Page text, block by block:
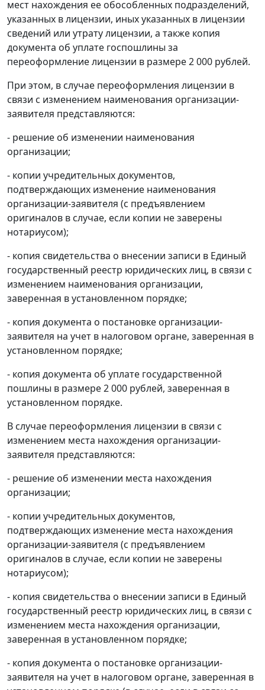
мест нахождения ее обособленных подразделений,
указанных в лицензии, иных указанных в лицензии
сведений или утрату лицензии, а также копия
документа об уплате госпошлины за
переоформление лицензии в размере 2 000 рублей.
При этом, в случае переоформления лицензии в
связи с изменением наименования организации-
заявителя представляются:
- решение об изменении наименования
организации;
- копии учредительных документов,
подтверждающих изменение наименования
организации-заявителя (с предъявлением
оригиналов в случае, если копии не заверены
нотариусом);
- копия свидетельства о внесении записи в Единый
государственный реестр юридических лиц, в связи с
изменением наименования организации,
заверенная в установленном порядке;
- копия документа о постановке организации-
заявителя на учет в налоговом органе, заверенная в
установленном порядке;
- копия документа об уплате государственной
пошлины в размере 2 000 рублей, заверенная в
установленном порядке.
В случае переоформления лицензии в связи с
изменением места нахождения организации-
заявителя представляются:
- решение об изменении места нахождения
организации;
- копии учредительных документов,
подтверждающих изменение места нахождения
организации-заявителя (с предъявлением
оригиналов в случае, если копии не заверены
нотариусом);
- копия свидетельства о внесении записи в Единый
государственный реестр юридических лиц, в связи с
изменением места нахождения организации,
заверенная в установленном порядке;
- копия документа о постановке организации-
заявителя на учет в налоговом органе, заверенная в